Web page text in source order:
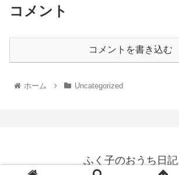
コメント
コメントを書き込む
ホーム Uncategorized
ふく子のおうち日記